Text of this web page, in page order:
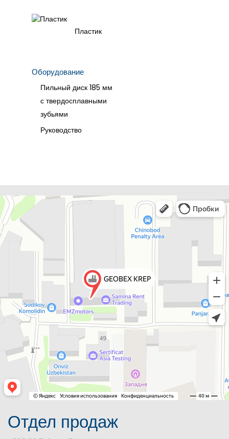
Пластик
Оборудование
Пильный диск 185 мм
с твердосплавными
зубьями
Руководство
Отдел продаж